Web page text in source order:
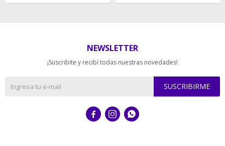
NEWSLETTER
¡Suscribite y recibí todas nuestras novedades!
SUSCRIBIRME
  